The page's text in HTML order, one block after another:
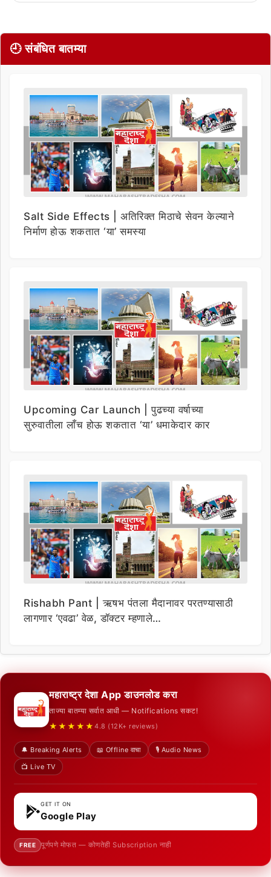
🕘 संबंधित बातम्या
Salt Side Effects | अतिरिक्त मिठाचे सेवन केल्याने
निर्माण होऊ शकतात ‘या’ समस्या
Upcoming Car Launch | पुढच्या वर्षाच्या
सुरुवातीला लाँच होऊ शकतात ‘या’ धमाकेदार कार
Rishabh Pant | ऋषभ पंतला मैदानावर परतण्यासाठी
लागणार ‘एवढा’ वेळ, डॉक्टर म्हणाले…
महाराष्ट्र देशा App डाउनलोड करा
ताज्या बातम्या सर्वात आधी — Notifications सकट!
★★★★★ 4.8 (12K+ reviews)
🔔 Breaking Alerts 📖 Offline वाचा
🎙️ Audio News
📺 Live TV
GET IT ON
Google Play
FREE पूर्णपणे मोफत — कोणतेही Subscription नाही